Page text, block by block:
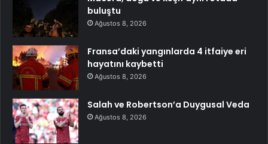
buluştu
Ağustos 8, 2026
Fransa’daki yangınlarda 4 itfaiye eri
hayatını kaybetti
Ağustos 8, 2026
Salah ve Robertson’a Duygusal Veda
Ağustos 8, 2026